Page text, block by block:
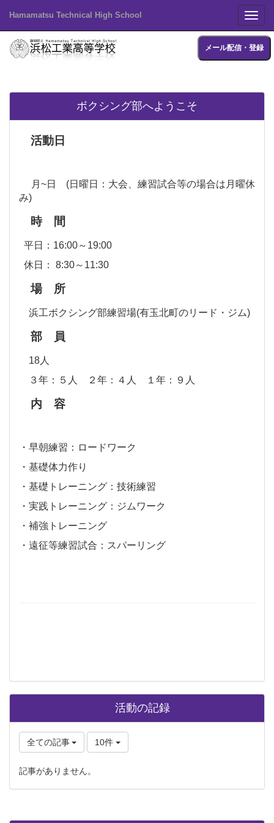
Hamamatsu Technical High School
メール配信・登録
ボクシング部へようこそ
活動日
月~日 (日曜日：大会、練習試合等の場合は月曜休
み)
時 間
平日：16:00～19:00
休日： 8:30～11:30
場 所
浜工ボクシング部練習場(有玉北町のリード・ジム)
部 員
18人
３年：５人 ２年：４人 １年：９人
内 容
・早朝練習：ロードワーク
・基礎体力作り
・基礎トレーニング：技術練習
・実践トレーニング：ジムワーク
・補強トレーニング
・遠征等練習試合：スパーリング
活動の記録
全ての記事 10件
記事がありません。